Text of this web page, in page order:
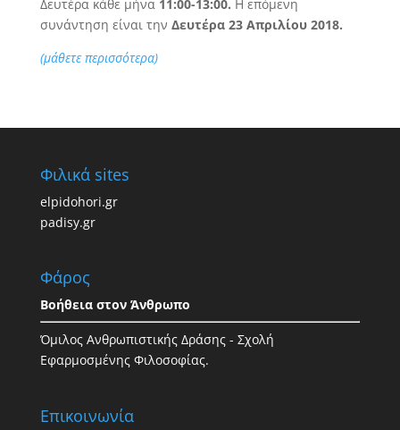
Δευτέρα κάθε μήνα 11:00-13:00. Η επόμενη
συνάντηση είναι την Δευτέρα 23 Απριλίου 2018.
(μάθετε περισσότερα)
Φιλικά sites
elpidohori.gr
padisy.gr
Φάρος
Βοήθεια στον Άνθρωπο
Όμιλος Ανθρωπιστικής Δράσης - Σχολή
Εφαρμοσμένης Φιλοσοφίας.
Επικοινωνία